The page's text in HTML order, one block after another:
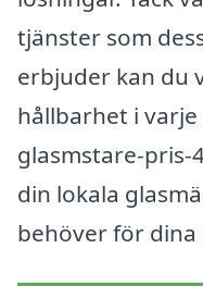
tjänster som
erbjuder kan du
hållbarhet i
glasmstare-pris-
din lokala
behöver för dina